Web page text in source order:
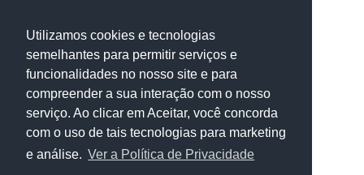
Utilizamos cookies e tecnologias
semelhantes para permitir serviços e
funcionalidades no nosso site e para
compreender a sua interação com o nosso
serviço. Ao clicar em Aceitar, você concorda
com o uso de tais tecnologias para marketing
e análise. Ver a Política de Privacidade